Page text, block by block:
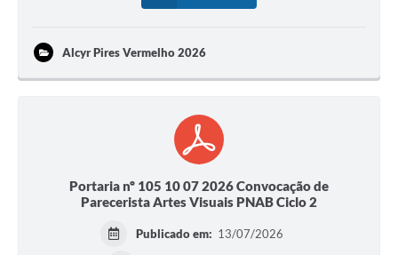
Alcyr Pires Vermelho 2026
Portaria nº 105 10 07 2026 Convocação de
Parecerista Artes Visuais PNAB Ciclo 2
Publicado em: 13/07/2026